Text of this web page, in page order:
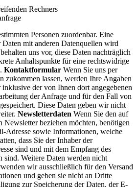
Rechners
Personen zuordenbar. Eine
Daten mit anderen Datenquellen wird
uns vor, diese Daten nachträglich
Anhaltspunkte für eine rechtswidrige
Kontaktformular Wenn Sie uns per
zukommen lassen, werden Ihre Angaben
der von Ihnen dort angegebenen
der Anfrage und für den Fall von
Diese Daten geben wir nicht
Newsletterdaten Wenn Sie den auf
Newsletter beziehen möchten, benötigen
Adresse sowie Informationen, welche
dass Sie der Inhaber der
sind und mit dem Empfang des
sind. Weitere Daten werden nicht
wir ausschließlich für den Versand
und geben sie nicht an Dritte
zur Speicherung der Daten, der E-